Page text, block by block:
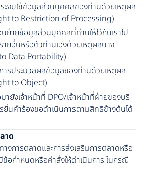
ะงับใช้ข้อมูลส่วนบุคคลของท่านด้วยเหตุผล
to Restriction of Processing)
ย้ายข้อมูลส่วนบุคคลที่ท่านให้ไว้กับเราไป
ยอื่นหรือตัวท่านเองด้วยเหตุผลบาง
Data Portability)
รประมวลผลข้อมูลของท่านด้วยเหตุผล
to Object)
ยังเจ้าหน้าที่ DPO/เจ้าหน้าที่ฝ่ายของบริ
ยื่นคำร้องขอดำเนินการตามสิทธิข้างต้นได้
าด
างการตลาดและการส่งเสริมการตลาดหรือ
อกำหนดหรือคำสั่งให้ดำเนินการ ในกรณี